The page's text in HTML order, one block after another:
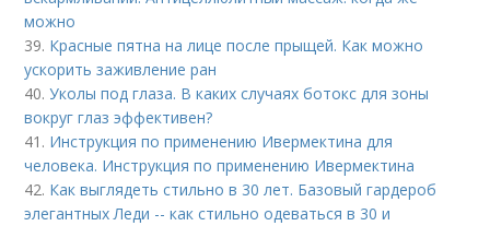
можно
39. Красные пятна на лице после прыщей. Как можно
ускорить заживление ран
40.Уколы под глаза. В каких случаях ботокс для зоны
вокруг глаз эффективен?
41. Инструкция по применению Ивермектина для
человека. Инструкция по применению Ивермектина
42. Как выглядеть стильно в 30 лет. Базовый гардероб
элегантных Леди -- как стильно одеваться в 30 и